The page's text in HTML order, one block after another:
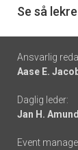
6
Se så
Footer
-
links
Ansvarlig
Aase E.
Daglig leder:
Jan H.
Event